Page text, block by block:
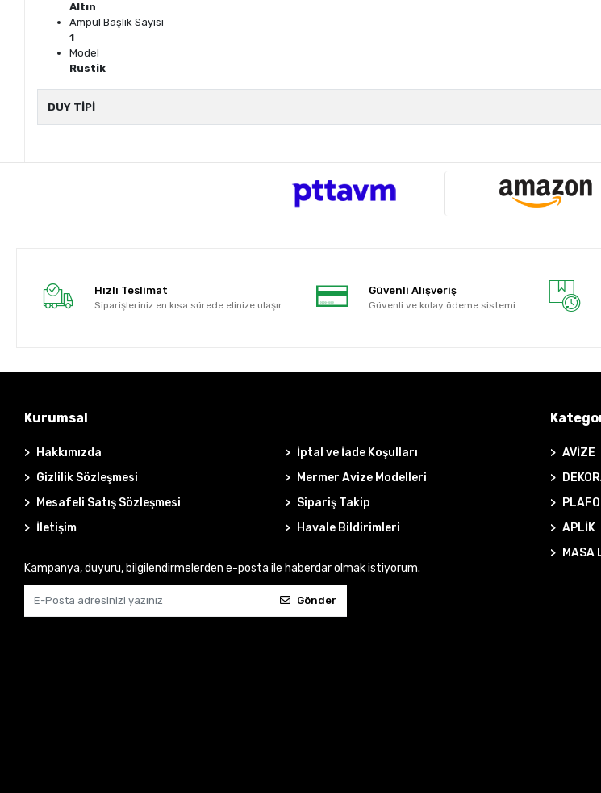
Altın
Ampül Başlık Sayısı
1
Model
Rustik
DUY TİPİ
Hızlı Teslimat
Siparişleriniz en kısa sürede elinize ulaşır.
Güvenli Alışveriş
Güvenli ve kolay ödeme sistemi
Kurumsal
Hakkımızda
Gizlilik Sözleşmesi
Mesafeli Satış Sözleşmesi
İletişim
İptal ve İade Koşulları
Mermer Avize Modelleri
Sipariş Takip
Havale Bildirimleri
Kampanya, duyuru, bilgilendirmelerden e-posta ile haberdar olmak istiyorum.
Gönder
AVİZE
APLİK
MASA